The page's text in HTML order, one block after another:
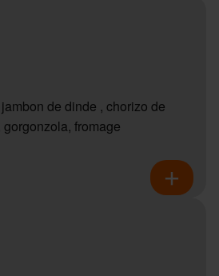
de dinde , chorizo de
fromage